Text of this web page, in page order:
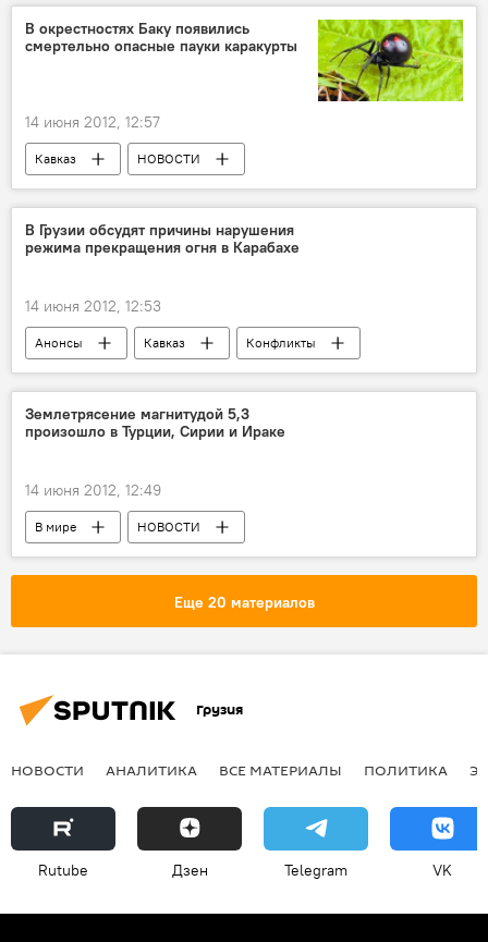
В окрестностях Баку появились
смертельно опасные пауки каракурты
14 июня 2012, 12:57
Кавказ НОВОСТИ
В Грузии обсудят причины нарушения
режима прекращения огня в Карабахе
14 июня 2012, 12:53
Анонсы Кавказ
Конфликты
НОВОСТИ
Землетрясение магнитудой 5,3
произошло в Турции, Сирии и Ираке
14 июня 2012, 12:49
В мире
НОВОСТИ
ПРОИСШЕСТВИЯ
Еще 20 материалов
Грузия
НОВОСТИ АНАЛИТИКА ВСЕ МАТЕРИАЛЫ ПОЛИТИКА
Rutube Дзен Telegram VK